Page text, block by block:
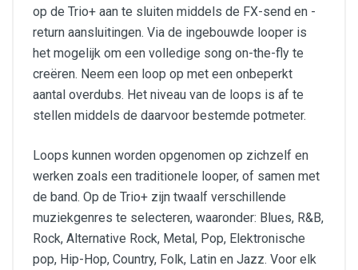
op de Trio+ aan te sluiten middels de FX-send en -
return aansluitingen. Via de ingebouwde looper is
het mogelijk om een volledige song on-the-fly te
creëren. Neem een loop op met een onbeperkt
aantal overdubs. Het niveau van de loops is af te
stellen middels de daarvoor bestemde potmeter.
Loops kunnen worden opgenomen op zichzelf en
werken zoals een traditionele looper, of samen met
de band. Op de Trio+ zijn twaalf verschillende
muziekgenres te selecteren, waaronder: Blues, R&B,
Rock, Alternative Rock, Metal, Pop, Elektronische
pop, Hip-Hop, Country, Folk, Latin en Jazz. Voor elk